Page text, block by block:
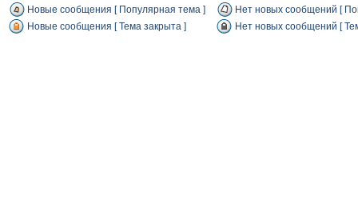
Новые сообщения [ Популярная тема ]
Нет новых сообщений [
Новые сообщения [ Тема закрыта ]
Нет новых сообщений [